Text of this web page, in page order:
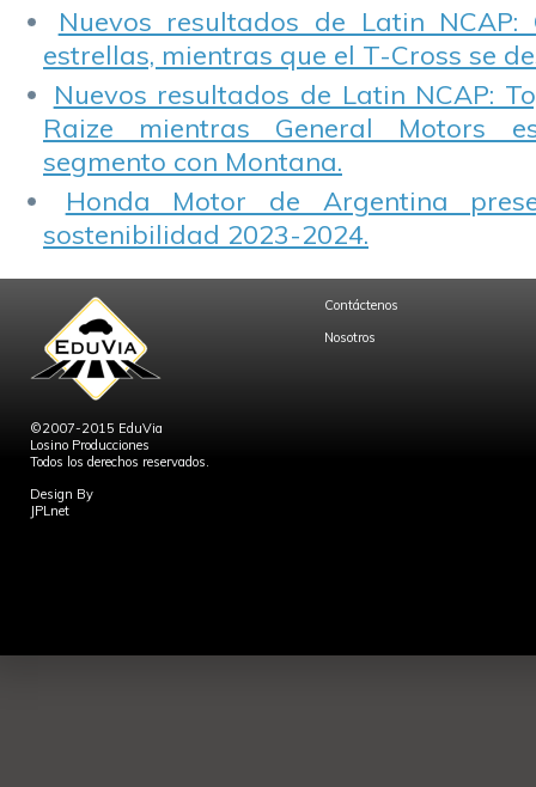
Nuevos resultados de Latin NCAP:
estrellas, mientras que el T-Cross se
Nuevos resultados de Latin NCAP:
Raize mientras General Motors
segmento con Montana.
Honda Motor de Argentina
sostenibilidad 2023-2024.
©2007-2015 EduVia
Losino Producciones
Todos los derechos reservados.
Design By
JPLnet
Contáctenos
Nosotros